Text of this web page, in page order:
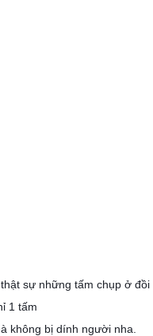
sự những tấm chụp ở đồi
1 tấm
không bị dính người nha.